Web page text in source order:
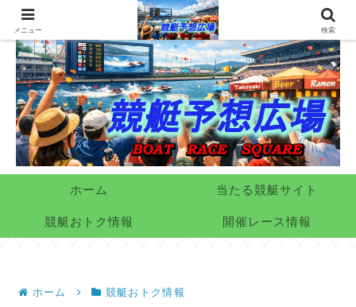
ホーム 当たる競艇サイト
競艇おトク情報 開催レース情報
ホーム 競艇おトク情報
メニュー 検索